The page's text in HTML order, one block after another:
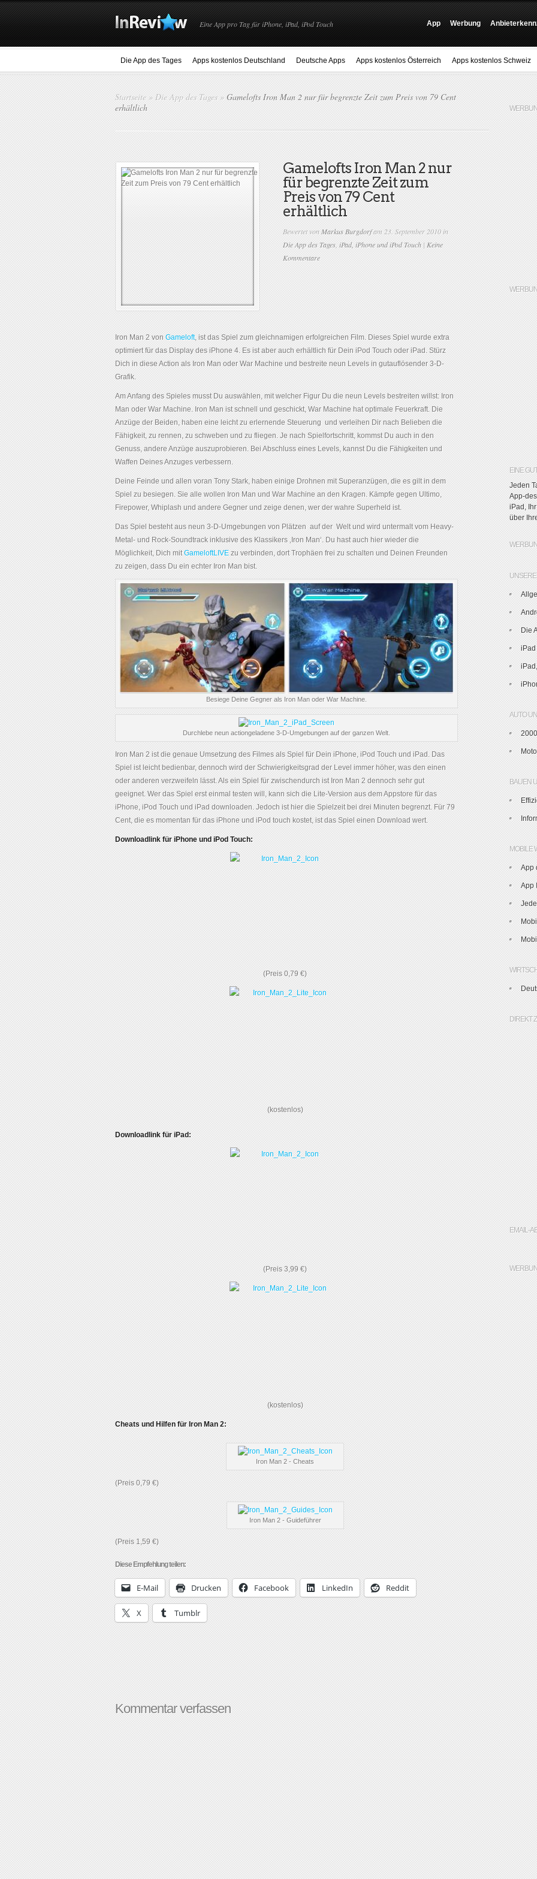
Eine App pro Tag für iPhone, iPad, iPod Touch App Werbung
Die App des Tages Apps kostenlos Deutschland Deutsche Apps Apps kostenlos Österreich Apps kostenlos Schweiz
Startseite » Die App des Tages » Gamelofts Iron Man 2 nur für begrenzte Zeit zum Preis von 79 Cent
erhältlich
Gamelofts Iron Man 2 nur
für begrenzte Zeit zum
Preis von 79 Cent
erhältlich
Bewertet vonMarkus Burgdorfam 23. September 2010 in
Die App des Tages iPad, iPhone und iPod Touch | Keine
Kommentare
Iron Man 2 von Gameloft, ist das Spiel zum gleichnamigen erfolgreichen Film. Dieses Spiel wurde extra
optimiert für das Display des iPhone 4. Es ist aber auch erhältlich für Dein iPod Touch oder iPad. Stürz
Dich in diese Action als Iron Man oder War Machine und bestreite neun Levels in gutauflösender 3-D-
Grafik.
Am Anfang des Spieles musst Du auswählen, mit welcher Figur Du die neun Levels bestreiten willst: Iron
Man oder War Machine. Iron Man ist schnell und geschickt, War Machine hat optimale Feuerkraft. Die
Anzüge der Beiden, haben eine leicht zu erlernende Steuerung und verleihen Dir nach Belieben die
Fähigkeit, zu rennen, zu schweben und zu fliegen. Je nach Spielfortschritt, kommst Du auch in den
Genuss, andere Anzüge auszuprobieren. Bei Abschluss eines Levels, kannst Du die Fähigkeiten und
Waffen Deines Anzuges verbessern.
Deine Feinde und allen voran Tony Stark, haben einige Drohnen mit Superanzügen, die es gilt in dem
Spiel zu besiegen. Sie alle wollen Iron Man und War Machine an den Kragen. Kämpfe gegen Ultimo,
Firepower, Whiplash und andere Gegner und zeige denen, wer der wahre Superheld ist.
Das Spiel besteht aus neun 3-D-Umgebungen von Plätzen auf der Welt und wird untermalt vom Heavy-
Metal- und Rock-Soundtrack inklusive des Klassikers ‚Iron Man‘. Du hast auch hier wieder die
Möglichkeit, Dich mitGameloftLIVE zu verbinden, dort Trophäen frei zu schalten und Deinen Freunden
zu zeigen, dass Du ein echter Iron Man bist.
Besiege Deine Gegner als Iron Man oder War Machine.
Durchlebe neun actiongeladene 3-D-Umgebungen auf der ganzen Welt.
Iron Man 2 ist die genaue Umsetzung des Filmes als Spiel für Dein iPhone, iPod Touch und iPad. Das
Spiel ist leicht bedienbar, dennoch wird der Schwierigkeitsgrad der Level immer höher, was den einen
oder anderen verzweifeln lässt. Als ein Spiel für zwischendurch ist Iron Man 2 dennoch sehr gut
geeignet. Wer das Spiel erst einmal testen will, kann sich die Lite-Version aus dem Appstore für das
iPhone, iPod Touch und iPad downloaden. Jedoch ist hier die Spielzeit bei drei Minuten begrenzt. Für 79
Cent, die es momentan für das iPhone und iPod touch kostet, ist das Spiel einen Download wert.
Downloadlink für iPhone und iPod Touch:
(Preis 0,79 €)
(kostenlos)
Downloadlink für iPad:
(Preis 3,99 €)
(kostenlos)
Cheats und Hilfen für Iron Man 2:
Iron Man 2 - Cheats
(Preis 0,79 €)
Iron Man 2 - Guideführer
(Preis 1,59 €)
Diese Empfehlung teilen:
E-Mail Drucken Facebook LinkedIn Reddit
X Tumblr
Kommentar verfassen
EINE
Jeden
App-
iPad,
über
Die
iPad
AUTO
BAUEN
MOBILE
App
App
DIREKT
EMAIL-